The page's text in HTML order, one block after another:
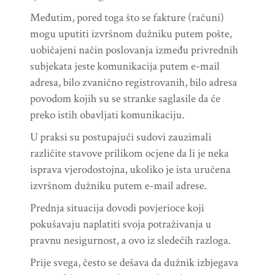
Međutim, pored toga što se fakture (računi)
mogu uputiti izvršnom dužniku putem pošte,
uobičajeni način poslovanja između privrednih
subjekata jeste komunikacija putem e-mail
adresa, bilo zvanično registrovanih, bilo adresa
povodom kojih su se stranke saglasile da će
preko istih obavljati komunikaciju.
U praksi su postupajući sudovi zauzimali
različite stavove prilikom ocjene da li je neka
isprava vjerodostojna, ukoliko je ista uručena
izvršnom dužniku putem e-mail adrese.
Prednja situacija dovodi povjerioce koji
pokušavaju naplatiti svoja potraživanja u
pravnu nesigurnost, a ovo iz sledećih razloga.
Prije svega, često se dešava da dužnik izbjegava